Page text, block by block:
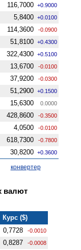
116,7000 +0.9000
5,8400 +0.0100
114,3600 -0.0900
51,8100 +0.4300
322,4300 +0.5100
13,6700 -0.0100
37,9200 -0.0300
51,2900 +0.1500
15,6300 0.0000
428,8600 -0.3500
4,0500 -0.0100
618,7300 -0.7800
30,8200 +0.3600
конвертер
валют
Курс ($)
0,7728 -0.0010
0,8287 -0.0008